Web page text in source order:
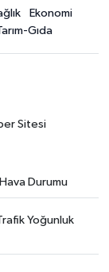
hava
Ekonomi
Gıda
Sitesi
Durumu
Yoğunluk